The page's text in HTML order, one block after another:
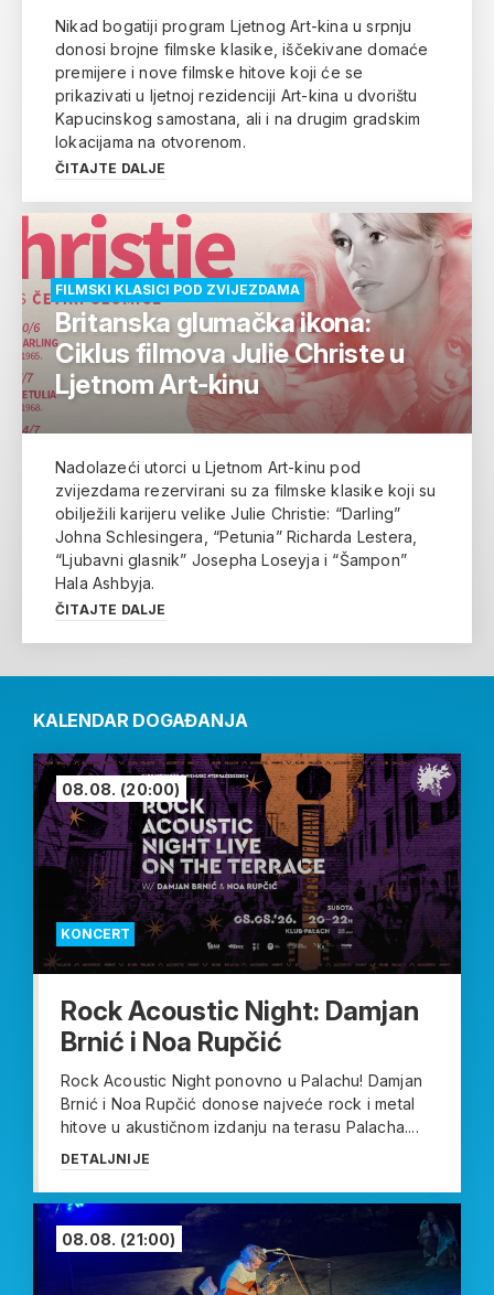
Nikad bogatiji program Ljetnog Art-kina u srpnju
donosi brojne filmske klasike, iščekivane domaće
premijere i nove filmske hitove koji će se
prikazivati u ljetnoj rezidenciji Art-kina u dvorištu
Kapucinskog samostana, ali i na drugim gradskim
lokacijama na otvorenom.
ČITAJTE DALJE
FILMSKI KLASICI POD ZVIJEZDAMA
Britanska glumačka ikona:
Ciklus filmova Julie Christe u
Ljetnom Art-kinu
Nadolazeći utorci u Ljetnom Art-kinu pod
zvijezdama rezervirani su za filmske klasike koji su
obilježili karijeru velike Julie Christie: “Darling”
Johna Schlesingera, “Petunia” Richarda Lestera,
“Ljubavni glasnik” Josepha Loseyja i “Šampon”
Hala Ashbyja.
ČITAJTE DALJE
KALENDAR DOGAĐANJA
KONCERT
08.08. (20:00)
Rock Acoustic Night: Damjan
Brnić i Noa Rupčić
Rock Acoustic Night ponovno u Palachu! Damjan
Brnić i Noa Rupčić donose najveće rock i metal
hitove u akustičnom izdanju na terasu Palacha....
DETALJNIJE
08.08. (21:00)